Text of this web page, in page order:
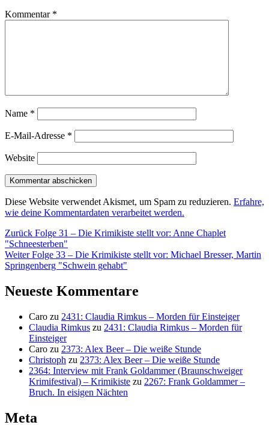
Kommentar *
Name *
E-Mail-Adresse *
Website
Diese Website verwendet Akismet, um Spam zu reduzieren. Erfahre,
wie deine Kommentardaten verarbeitet werden.
Beitragsnavigation
Zurück Vorheriger
Beitrag:
Folge 31 – Die Krimikiste stellt vor: Anne Chaplet
"Schneesterben"
Weiter Nächster
Beitrag:
Folge 33 – Die Krimikiste stellt vor: Michael Bresser, Martin
Springenberg "Schwein gehabt"
Neueste Kommentare
Caro zu 2431: Claudia Rimkus – Morden für Einsteiger
Claudia Rimkus zu 2431: Claudia Rimkus – Morden für
Einsteiger
Caro zu 2373: Alex Beer – Die weiße Stunde
Christoph zu 2373: Alex Beer – Die weiße Stunde
2364: Interview mit Frank Goldammer (Braunschweiger
Krimifestival) – Krimikiste zu 2267: Frank Goldammer –
Bruch. In eisigen Nächten
Meta